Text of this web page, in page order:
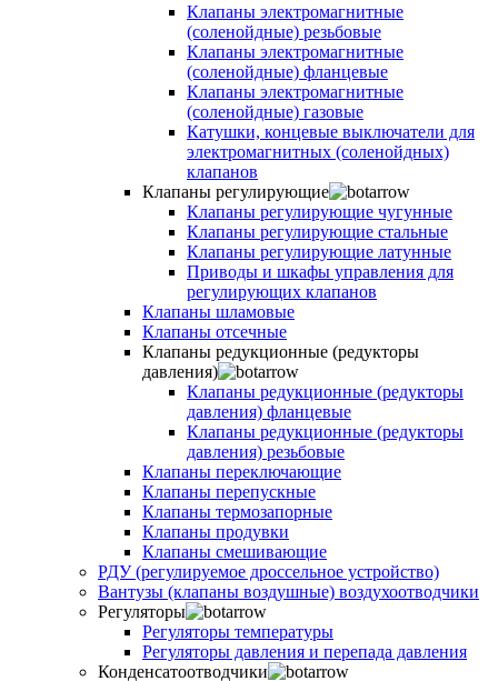
Клапаны электромагнитные
(соленойдные) резьбовые
Клапаны электромагнитные
(соленойдные) фланцевые
Клапаны электромагнитные
(соленойдные) газовые
Катушки, концевые выключатели для
электромагнитных (соленойдных)
клапанов
Клапаны регулирующие
Клапаны регулирующие чугунные
Клапаны регулирующие стальные
Клапаны регулирующие латунные
Приводы и шкафы управления для
регулирующих клапанов
Клапаны шламовые
Клапаны отсечные
Клапаны редукционные (редукторы
давления)
Клапаны редукционные (редукторы
давления) фланцевые
Клапаны редукционные (редукторы
давления) резьбовые
Клапаны переключающие
Клапаны перепускные
Клапаны термозапорные
Клапаны продувки
Клапаны смешивающие
РДУ (регулируемое дроссельное устройство)
Вантузы (клапаны воздушные) воздухоотводчики
Регуляторы
Регуляторы температуры
Регуляторы давления и перепада давления
Конденсатоотводчики